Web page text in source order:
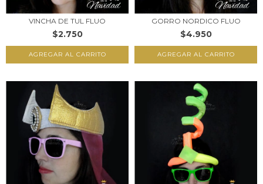
VINCHA DE TUL FLUO
$2.750
GORRO NORDICO FLUO
$4.950